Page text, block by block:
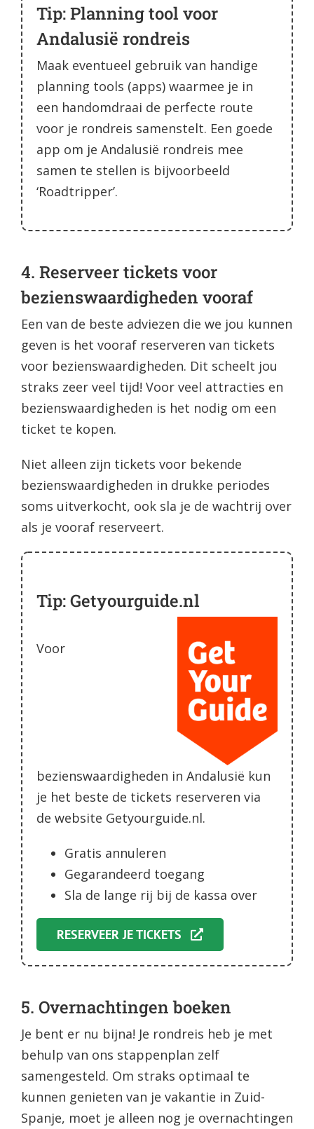
Tip: Planning tool voor
Andalusië rondreis
Maak eventueel gebruik van handige
planning tools (apps) waarmee je in
een handomdraai de perfecte route
voor je rondreis samenstelt. Een goede
app om je Andalusië rondreis mee
samen te stellen is bijvoorbeeld
‘Roadtripper’.
4. Reserveer tickets voor
bezienswaardigheden vooraf
Een van de beste adviezen die we jou kunnen
geven is het vooraf reserveren van tickets
voor bezienswaardigheden. Dit scheelt jou
straks zeer veel tijd! Voor veel attracties en
bezienswaardigheden is het nodig om een
ticket te kopen.
Niet alleen zijn tickets voor bekende
bezienswaardigheden in drukke periodes
soms uitverkocht, ook sla je de wachtrij over
als je vooraf reserveert.
Tip: Getyourguide.nl
Voor
bezienswaardigheden in Andalusië kun
je het beste de tickets reserveren via
de website Getyourguide.nl.
Gratis annuleren
Gegarandeerd toegang
Sla de lange rij bij de kassa over
RESERVEER JE TICKETS
5. Overnachtingen boeken
Je bent er nu bijna! Je rondreis heb je met
behulp van ons stappenplan zelf
samengesteld. Om straks optimaal te
kunnen genieten van je vakantie in Zuid-
Spanje, moet je alleen nog je overnachtingen